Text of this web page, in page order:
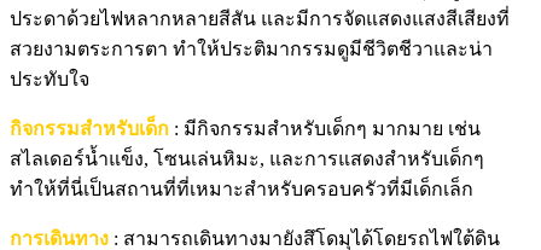
ประดาด้วยไฟหลากหลายสีสัน และมีการจัดแสดงแสงสีเสียงที่
สวยงามตระการตา ทำให้ประติมากรรมดูมีชีวิตชีวาและน่า
ประทับใจ
กิจกรรมสำหรับเด็ก : มีกิจกรรมสำหรับเด็กๆ มากมาย เช่น
สไลเดอร์น้ำแข็ง, โซนเล่นหิมะ, และการแสดงสำหรับเด็กๆ
ทำให้ที่นี่เป็นสถานที่ที่เหมาะสำหรับครอบครัวที่มีเด็กเล็ก
การเดินทาง : สามารถเดินทางมายังสึโดมุได้โดยรถไฟใต้ดิน